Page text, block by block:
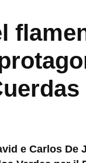
e Carlos De